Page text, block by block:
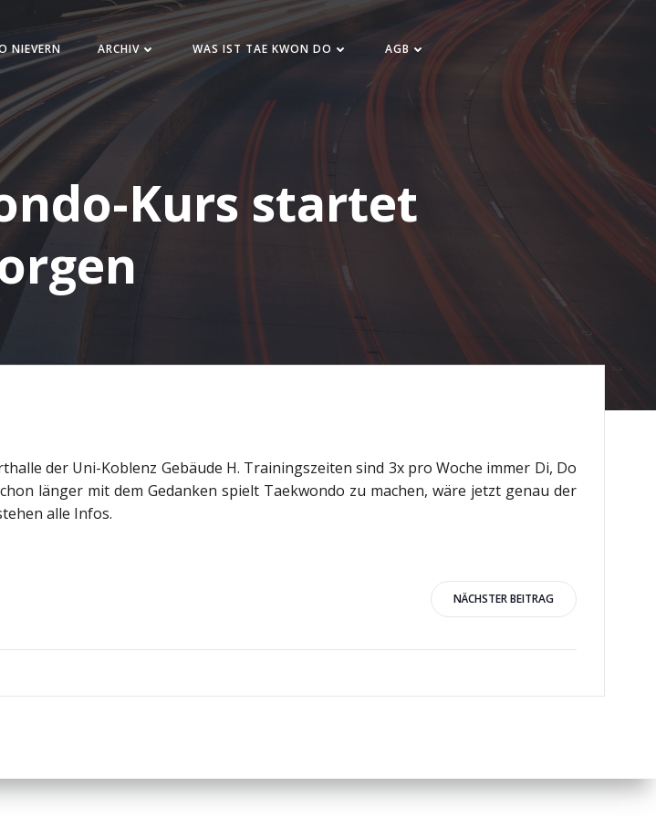
NIEVERN ARCHIV WAS IST TAE KWON DO AGB
Kurs startet
der Uni-Koblenz Gebäude H. Trainingszeiten sind 3x pro Woche immer Di, Do
länger mit dem Gedanken spielt Taekwondo zu machen, wäre jetzt genau der
alle Infos.
NÄCHSTER BEITRAG